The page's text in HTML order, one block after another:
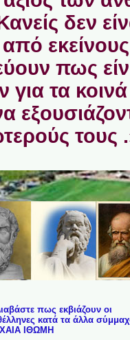
δεν
πως
τα κοινά
τους
πως εκβιάζουν οι
κατά τα άλλα
ΙΘΩΜΗ